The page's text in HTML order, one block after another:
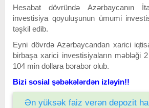
Hesabat dövründə Azərbaycanın
investisiya qoyuluşunun ümumi
təşkil edib.
Eyni dövrdə Azərbaycandan xarici
birbaşa xarici investisiyaların məbləği
104 min dollara bərabər olub.
Bizi sosial şəbəkələrdən izləyin!!
Ən yüksək faiz verən depozit